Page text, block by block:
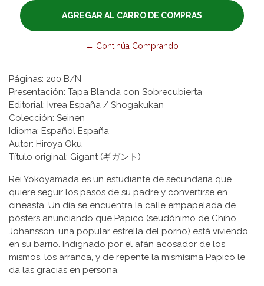
← Continúa Comprando
Páginas: 200 B/N
Presentación: Tapa Blanda con Sobrecubierta
Editorial: Ivrea España / Shogakukan
Colección: Seinen
Idioma: Español España
Autor: Hiroya Oku
Título original: Gigant (ギガント)
Rei Yokoyamada es un estudiante de secundaria que
quiere seguir los pasos de su padre y convertirse en
cineasta. Un día se encuentra la calle empapelada de
pósters anunciando que Papico (seudónimo de Chiho
Johansson, una popular estrella del porno) está viviendo
en su barrio. Indignado por el afán acosador de los
mismos, los arranca, y de repente la mismísima Papico le
da las gracias en persona.